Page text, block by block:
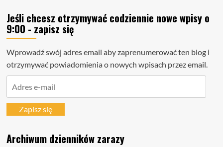
Jeśli chcesz otrzymywać codziennie nowe wpisy o
9:00 - zapisz się
Wprowadź swój adres email aby zaprenumerować ten blog i
otrzymywać powiadomienia o nowych wpisach przez email.
mailZapisz się
Archiwum dzienników zarazy